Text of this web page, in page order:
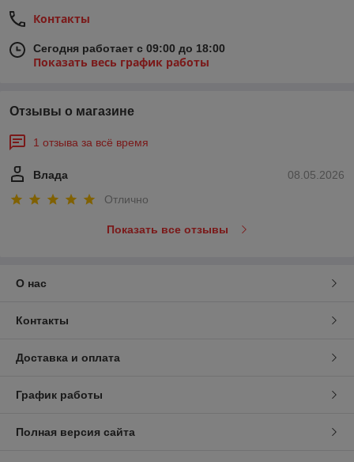
Контакты
Сегодня работает с 09:00 до 18:00
Показать весь график работы
Отзывы о магазине
1 отзыва за всё время
08.05.2026
Влада
Отлично
Показать все отзывы
О нас
Контакты
Доставка и оплата
График работы
Полная версия сайта